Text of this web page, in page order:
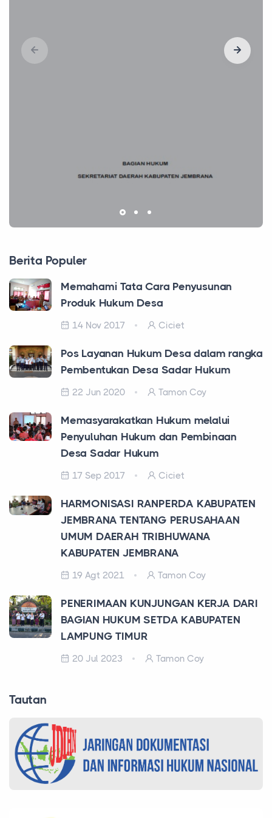
Berita Populer
Memahami Tata Cara Penyusunan
Produk Hukum Desa
14 Nov 2017 Ciciet
Pos Layanan Hukum Desa dalam rangka
Pembentukan Desa Sadar Hukum
22 Jun 2020 Tamon Coy
Memasyarakatkan Hukum melalui
Penyuluhan Hukum dan Pembinaan
Desa Sadar Hukum
17 Sep 2017 Ciciet
HARMONISASI RANPERDA KABUPATEN
JEMBRANA TENTANG PERUSAHAAN
UMUM DAERAH TRIBHUWANA
KABUPATEN JEMBRANA
19 Agt 2021 Tamon Coy
PENERIMAAN KUNJUNGAN KERJA DARI
BAGIAN HUKUM SETDA KABUPATEN
LAMPUNG TIMUR
20 Jul 2023 Tamon Coy
Tautan